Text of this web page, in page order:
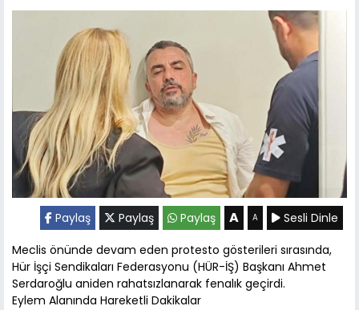
Paylaş Paylaş Paylaş A A
Sesli Dinle
Meclis önünde devam eden protesto gösterileri sırasında,
Hür İşçi Sendikaları Federasyonu (HÜR-İŞ) Başkanı Ahmet
Serdaroğlu aniden rahatsızlanarak fenalık geçirdi.
Eylem Alanında Hareketli Dakikalar